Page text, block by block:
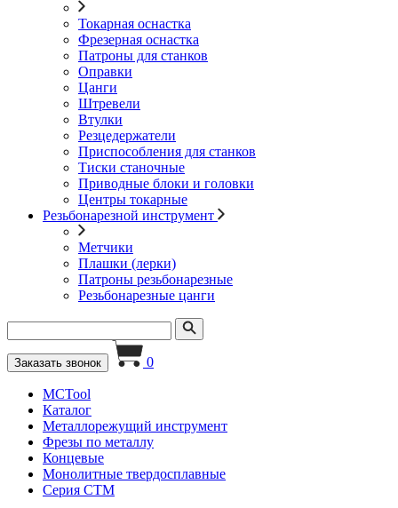
Токарная оснастка
Фрезерная оснастка
Патроны для станков
Оправки
Цанги
Штревели
Втулки
Резцедержатели
Приспособления для станков
Тиски станочные
Приводные блоки и головки
Центры токарные
Резьбонарезной инструмент
Метчики
Плашки (лерки)
Патроны резьбонарезные
Резьбонарезные цанги
Заказать звонок 0
MCTool
Каталог
Металлорежущий инструмент
Фрезы по металлу
Концевые
Монолитные твердосплавные
Серия CTM